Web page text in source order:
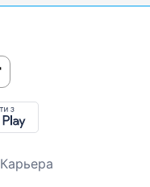
Карьера